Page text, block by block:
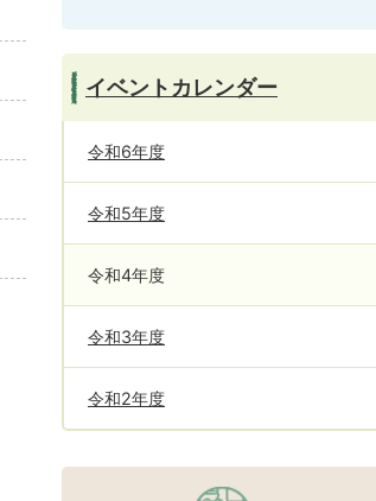
イベントカレンダー
令和6年度
令和5年度
令和4年度
令和3年度
令和2年度